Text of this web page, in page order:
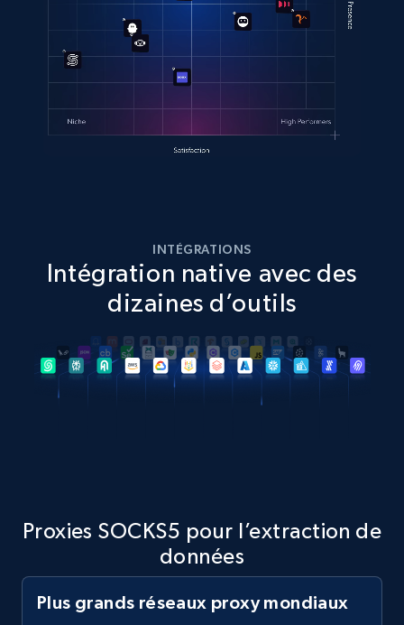
INTÉGRATIONS
Intégration native avec des
dizaines d’outils
Proxies SOCKS5 pour l’extraction de
données
Plus grands réseaux proxy mondiaux